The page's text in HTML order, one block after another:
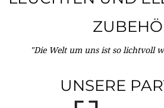
"Die Welt um uns ist so lichtvoll
UNSERE